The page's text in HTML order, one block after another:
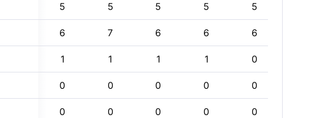
5 5 5 5 5
6 7 6 6 6
1 1 1 1 0
0 0 0 0 0
0 0 0 0 0